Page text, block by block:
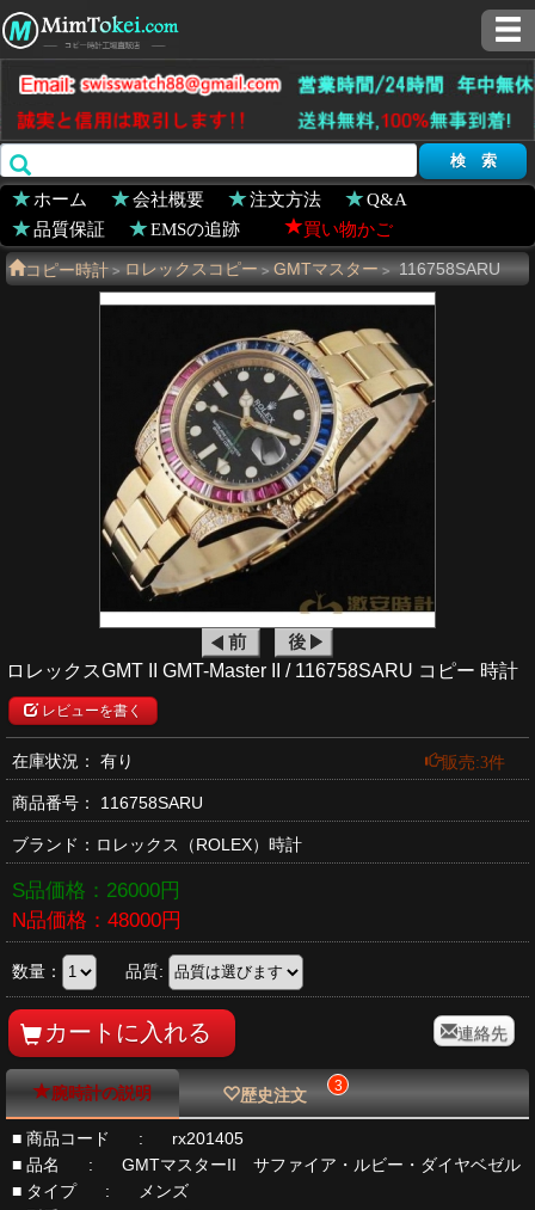
ホーム 会社概要 注文方法
Q&A
品質保証
EMSの追跡 買い物かご
コピー時計 > ロレックスコピー > GMTマスター > 116758SARU
ロレックスGMT II GMT-Master II / 116758SARU コピー 時計
レビューを書く
在庫状況： 有り 販売:3件
商品番号： 116758SARU
ブランド： ロレックス （ROLEX）時計
S品価格： 26000円
N品価格： 48000円
数量： 品質:
連絡先
腕時計の説明 歴史注文 3
■ 商品コード : rx201405
■ 品名 : GMTマスターII サファイア・ルビー・ダイヤベゼル
■ タイプ : メンズ